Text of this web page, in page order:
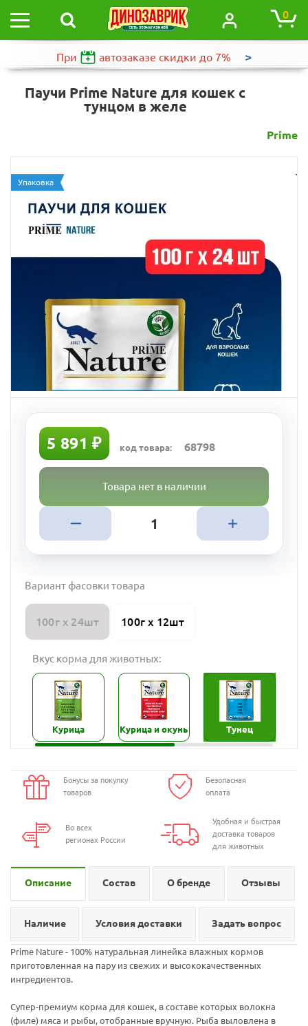
0
При автозаказе скидки до 7% >
Паучи Prime Nature для кошек с
тунцом в желе
Prime
Упаковка
5 891 ₽ код товара: 68798
Товара нет в наличии
Вариант фасовки товара
100г х 24шт 100г х 12шт
Вкус корма для животных:
Курица Курица и окунь Тунец
Бонусы за покупку
товаров
Безопасная
оплата
Во всех
регионах России
Удобная и быстрая
доставка товаров
для животных
Описание Состав О бренде Отзывы
Наличие Условия доставки Задать вопрос
Prime Nature - 100% натуральная линейка влажных кормов
приготовленная на пару из свежих и высококачественных
ингредиентов.
Супер-премиум корма для кошек, в составе которых волокна
(филе) мяса и рыбы, отобранные вручную. Рыба выловлена в